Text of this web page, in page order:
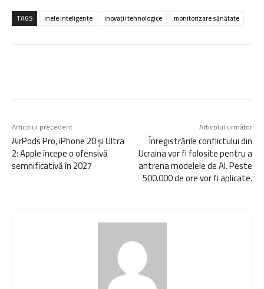
TAGS inele inteligente inovații tehnologice monitorizare sănătate
Articolul precedent
AirPods Pro, iPhone 20 și Ultra
2: Apple începe o ofensivă
semnificativă în 2027
Articolul următor
Înregistrările conflictului din
Ucraina vor fi folosite pentru a
antrena modelele de AI. Peste
500.000 de ore vor fi aplicate.